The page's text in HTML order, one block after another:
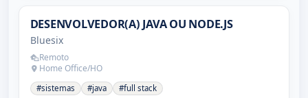
DESENVOLVEDOR(A) JAVA OU NODE.JS
Bluesix
Remoto
Home Office/HO
#sistemas #java #full stack